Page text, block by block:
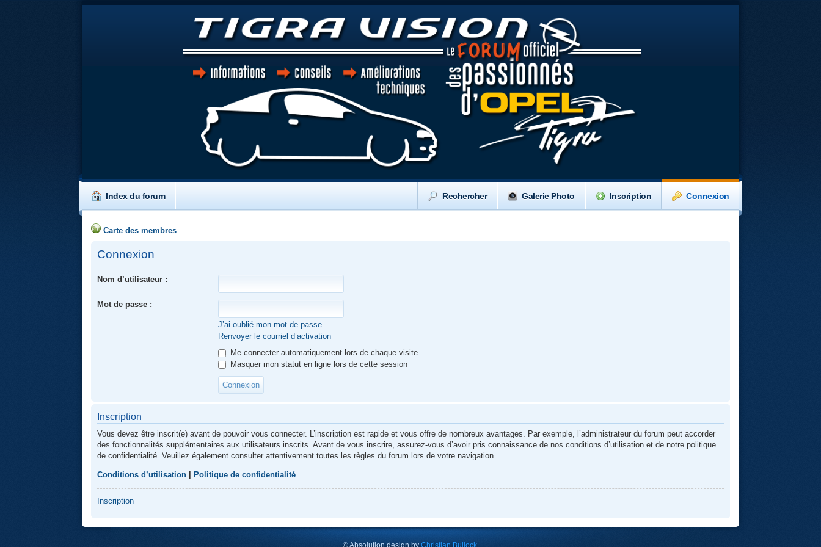
Index du forum Connexion
Inscription
Galerie Photo
Rechercher
Carte des membres
Connexion
Nom d’utilisateur :
Mot de passe :
J’ai oublié mon mot de passe
Renvoyer le courriel d’activation
Me connecter automatiquement lors de chaque visite
Masquer mon statut en ligne lors de cette session
Inscription
Vous devez être inscrit(e) avant de pouvoir vous connecter. L’inscription est rapide et vous offre de nombreux avantages. Par exemple, l’administrateur du forum peut accorder
des fonctionnalités supplémentaires aux utilisateurs inscrits. Avant de vous inscrire, assurez-vous d’avoir pris connaissance de nos conditions d’utilisation et de notre politique
de confidentialité. Veuillez également consulter attentivement toutes les règles du forum lors de votre navigation.
Conditions d’utilisation Politique de confidentialité
Inscription